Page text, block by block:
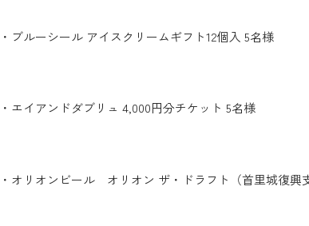
・ブルーシール アイスクリームギフト12個入 5名様​​
・エイアンドダブリュ 4,000円分チケット 5名様​​
・オリオンビール オリオン ザ・ドラフト（首里城復興